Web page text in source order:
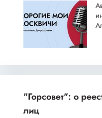
"Горсовет": о
лиц